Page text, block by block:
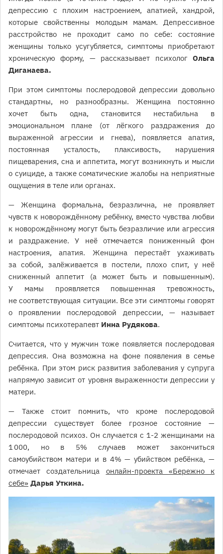
депрессию с плохим настроением, апатией, хандрой,
которые свойственны молодым мамам. Депрессивное
расстройство не проходит само по себе: состояние
женщины только усугубляется, симптомы приобретают
хроническую форму, — рассказывает психолог Ольга
Диганаева.
При этом симптомы послеродовой депрессии довольно
стандартны, но разнообразны. Женщина постоянно
хочет быть одна, становится нестабильна в
эмоциональном плане (от лёгкого раздражения до
выраженной агрессии и гнева), появляется апатия,
постоянная усталость, плаксивость, нарушения
пищеварения, сна и аппетита, могут возникнуть и мысли
о суициде, а также соматические жалобы на неприятные
ощущения в теле или органах.
— Женщина формальна, безразлична, не проявляет
чувств к новорождённому ребёнку, вместо чувства любви
к новорождённому могут быть безразличие или агрессия
и раздражение. У неё отмечается пониженный фон
настроения, апатия. Женщина перестаёт ухаживать
за собой, залёживается в постели, плохо спит, у неё
сниженный аппетит (а может быть и повышенным).
У мамы проявляется повышенная тревожность,
не соответствующая ситуации. Все эти симптомы говорят
о проявлении послеродовой депрессии, — называет
симптомы психотерапевт Инна Рудякова.
Считается, что у мужчин тоже появляется послеродовая
депрессия. Она возможна на фоне появления в семье
ребёнка. При этом риск развития заболевания у супруга
напрямую зависит от уровня выраженности депрессии у
матери.
— Также стоит помнить, что кроме послеродовой
депрессии существует более грозное состояние —
послеродовой психоз. Он случается с 1-2 женщинами на
1 000, но в 5% случаев может закончиться
самоубийством матери и в 4% — убийством ребёнка, —
отмечает создательница онлайн-проекта «Бережно к
себе» Дарья Уткина.